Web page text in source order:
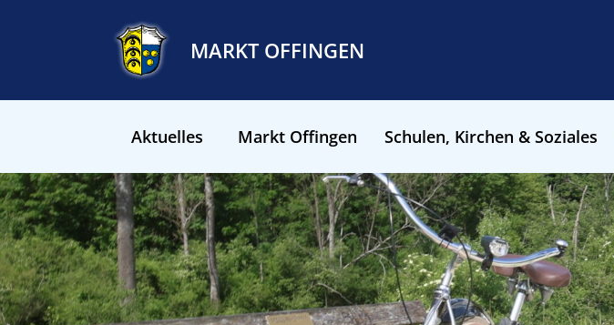
MARKT OFFINGEN
Aktuelles Markt Offingen Schulen, Kirchen & Soziales